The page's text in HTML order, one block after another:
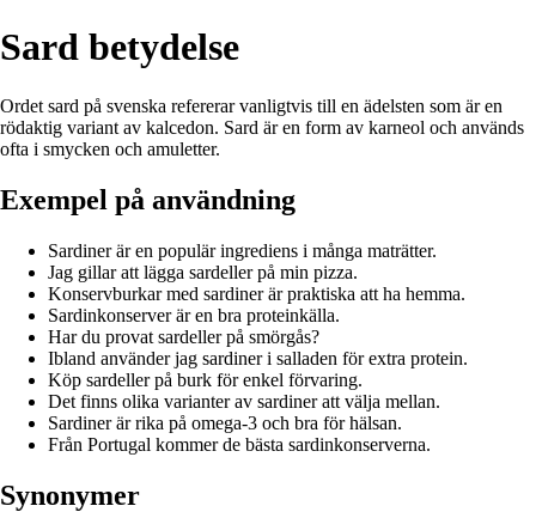
Sard betydelse
Ordet sard på svenska refererar vanligtvis till en ädelsten som är en
rödaktig variant av kalcedon. Sard är en form av karneol och används
ofta i smycken och amuletter.
Exempel på användning
Sardiner är en populär ingrediens i många maträtter.
Jag gillar att lägga sardeller på min pizza.
Konservburkar med sardiner är praktiska att ha hemma.
Sardinkonserver är en bra proteinkälla.
Har du provat sardeller på smörgås?
Ibland använder jag sardiner i salladen för extra protein.
Köp sardeller på burk för enkel förvaring.
Det finns olika varianter av sardiner att välja mellan.
Sardiner är rika på omega-3 och bra för hälsan.
Från Portugal kommer de bästa sardinkonserverna.
Synonymer